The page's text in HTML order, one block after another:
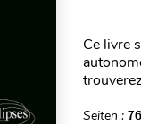
Ce livre
Seiten :